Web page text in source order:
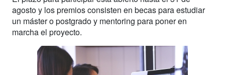
agosto y los premios consisten en becas para estudiar
un máster o postgrado y mentoring para poner en
marcha el proyecto.